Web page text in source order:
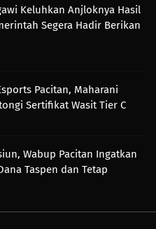
Keluhkan Anjloknya Hasil
Segera Hadir Berikan
Pacitan, Maharani
Sertifikat Wasit Tier C
Wabup Pacitan Ingatkan
Taspen dan Tetap